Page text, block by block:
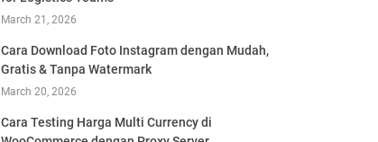
March 21, 2026
Cara Download Foto Instagram dengan Mudah,
Gratis & Tanpa Watermark
March 20, 2026
Cara Testing Harga Multi Currency di